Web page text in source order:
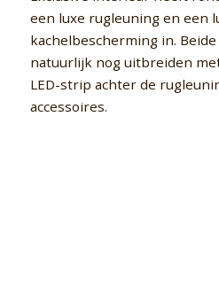
een luxe rugleuning en een
kachelbescherming in.
natuurlijk nog uitbreiden
LED-strip achter de
accessoires.